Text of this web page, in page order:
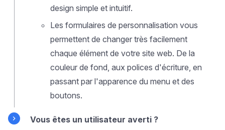
design simple et intuitif.
Les formulaires de personnalisation vous
permettent de changer très facilement
chaque élément de votre site web. De la
couleur de fond, aux polices d'écriture, en
passant par l'apparence du menu et des
boutons.
Vous êtes un utilisateur averti ?